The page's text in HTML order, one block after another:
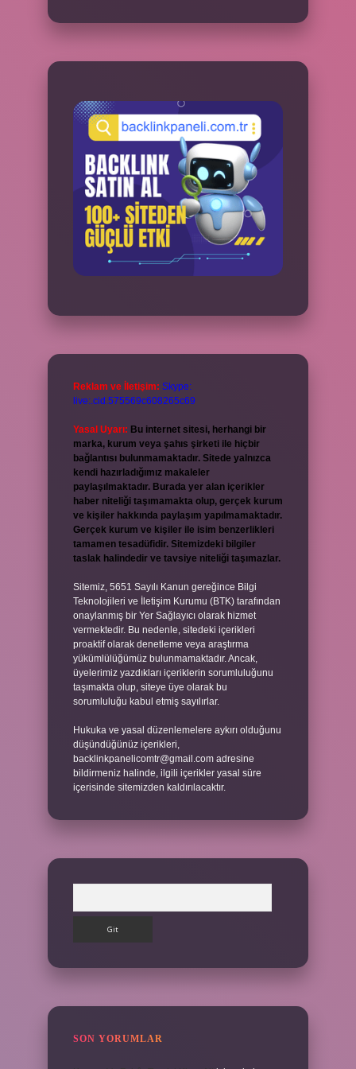
Reklam ve İletişim: Skype:
live:.cid.575569c608265c69
Yasal Uyarı: Bu internet sitesi, herhangi bir
marka, kurum veya şahıs şirketi ile hiçbir
bağlantısı bulunmamaktadır. Sitede yalnızca
kendi hazırladığımız makaleler
paylaşılmaktadır. Burada yer alan içerikler
haber niteliği taşımamakta olup, gerçek kurum
ve kişiler hakkında paylaşım yapılmamaktadır.
Gerçek kurum ve kişiler ile isim benzerlikleri
tamamen tesadüfidir. Sitemizdeki bilgiler
taslak halindedir ve tavsiye niteliği taşımazlar.
Sitemiz, 5651 Sayılı Kanun gereğince Bilgi
Teknolojileri ve İletişim Kurumu (BTK) tarafından
onaylanmış bir Yer Sağlayıcı olarak hizmet
vermektedir. Bu nedenle, sitedeki içerikleri
proaktif olarak denetleme veya araştırma
yükümlülüğümüz bulunmamaktadır. Ancak,
üyelerimiz yazdıkları içeriklerin sorumluluğunu
taşımakta olup, siteye üye olarak bu
sorumluluğu kabul etmiş sayılırlar.
Hukuka ve yasal düzenlemelere aykırı olduğunu
düşündüğünüz içerikleri,
backlinkpanelicomtr@gmail.com adresine
bildirmeniz halinde, ilgili içerikler yasal süre
içerisinde sitemizden kaldırılacaktır.
SON YORUMLAR